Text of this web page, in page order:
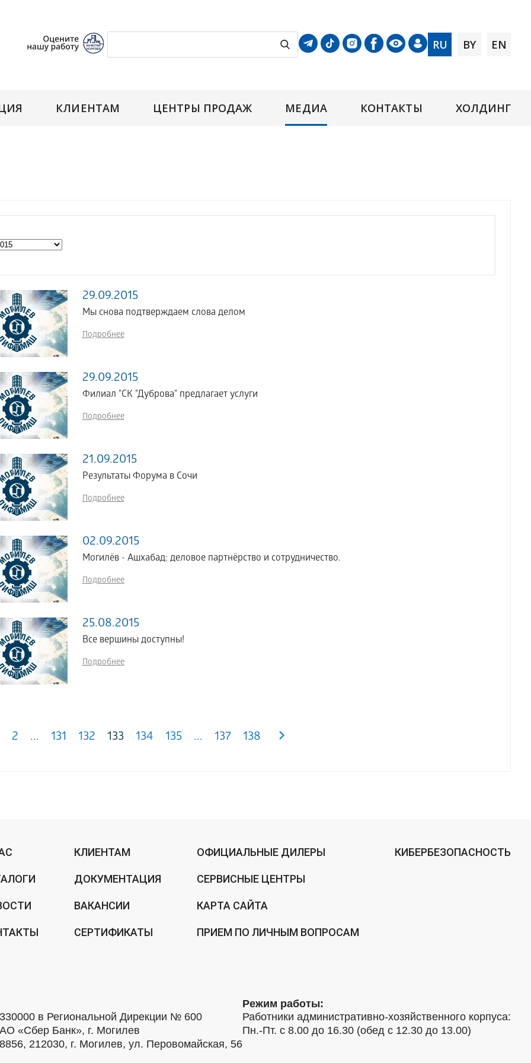
RU BY EN
КЛИЕНТАМ ЦЕНТРЫ ПРОДАЖ МЕДИА КОНТАКТЫ ХОЛДИНГ
29.09.2015
Мы снова подтверждаем слова делом
Подробнее
29.09.2015
Филиал "СК "Дуброва" предлагает услуги
Подробнее
21.09.2015
Результаты Форума в Сочи
Подробнее
02.09.2015
Могилёв - Ашхабад: деловое партнёрство и сотрудничество.
Подробнее
25.08.2015
Все вершины доступны!
Подробнее
2 ... 131 132 133 134 135 ... 137 138
КЛИЕНТАМ
ДОКУМЕНТАЦИЯ
ВАКАНСИИ
СЕРТИФИКАТЫ
ОФИЦИАЛЬНЫЕ ДИЛЕРЫ
СЕРВИСНЫЕ ЦЕНТРЫ
КАРТА САЙТА
ПРИЕМ ПО ЛИЧНЫМ ВОПРОСАМ
КИБЕРБЕЗОПАСНОСТЬ
в Региональной Дирекции № 600
«Сбер Банк», г. Могилев
212030, г. Могилев, ул. Перовомайская, 56
Режим работы:
Работники административно-хозяйственного корпуса:
Пн.-Пт. с 8.00 до 16.30 (обед с 12.30 до 13.00)